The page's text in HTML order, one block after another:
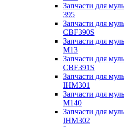
Запчасти для
395
Запчасти для
CBF390S
Запчасти для
M13
Запчасти для
CBF391S
Запчасти для
IHM301
Запчасти для
M140
Запчасти для
IHM302